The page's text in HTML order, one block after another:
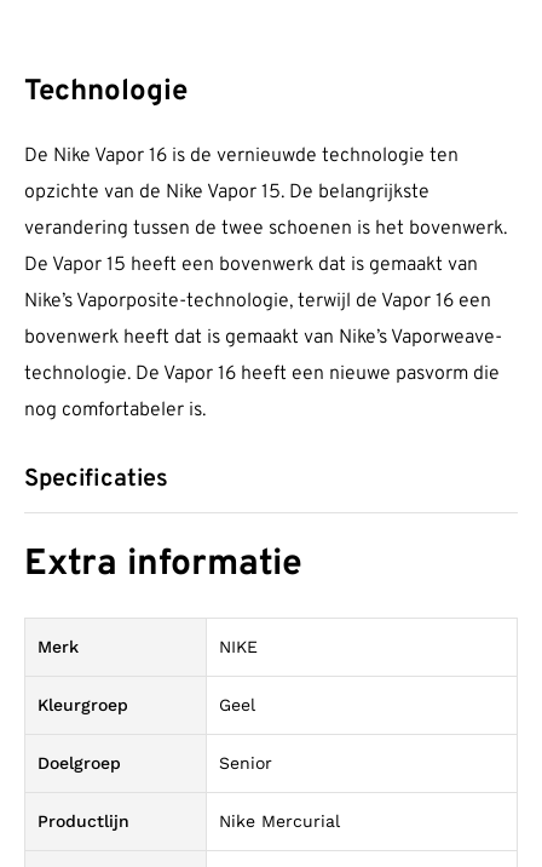
Technologie
De Nike Vapor 16 is de vernieuwde technologie ten
opzichte van de Nike Vapor 15. De belangrijkste
verandering tussen de twee schoenen is het bovenwerk.
De Vapor 15 heeft een bovenwerk dat is gemaakt van
Nike’s Vaporposite-technologie, terwijl de Vapor 16 een
bovenwerk heeft dat is gemaakt van Nike’s Vaporweave-
technologie. De Vapor 16 heeft een nieuwe pasvorm die
nog comfortabeler is.
Specificaties
Extra informatie
Merk NIKE
Kleurgroep Geel
Doelgroep Senior
Productlijn Nike Mercurial